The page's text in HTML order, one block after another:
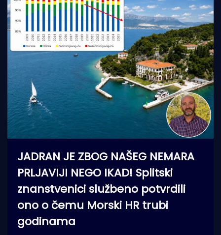
JADRAN JE ZBOG NAŠEG NEMARA
PRLJAVIJI NEGO IKAD! Splitski
znanstvenici službeno potvrdili
ono o čemu Morski HR trubi
godinama